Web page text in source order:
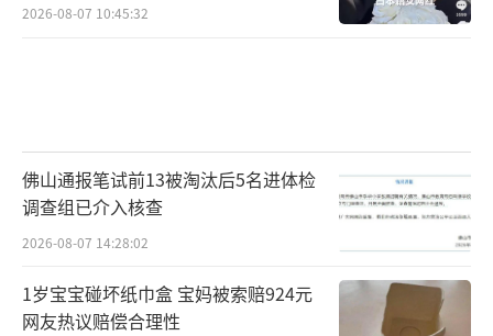
2026-08-07 10:45:32
佛山通报笔试前13被淘汰后5名进体检
调查组已介入核查
2026-08-07 14:28:02
1岁宝宝碰坏纸巾盒 宝妈被索赔924元
网友热议赔偿合理性